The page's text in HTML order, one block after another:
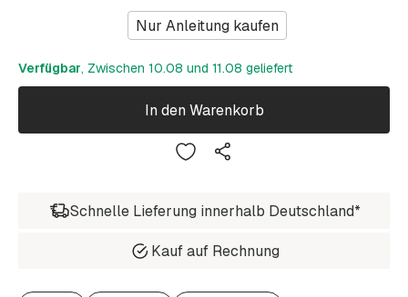
Nur Anleitung kaufen
Verfügbar, Zwischen 10.08 und 11.08 geliefert
In den Warenkorb
Schnelle Lieferung innerhalb Deutschland*
Kauf auf Rechnung